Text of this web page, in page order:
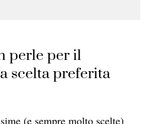
perle per il
scelta preferita
(e sempre molto scelte)